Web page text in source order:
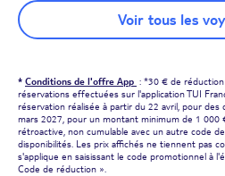
Voir tous les
* Conditions de l'offre App : *30 € de
réservations effectuées sur l'application TUI
réservation réalisée à partir du 22 avril, pour
mars 2027, pour un montant minimum de 1 000
rétroactive, non cumulable avec un autre code
disponibilités. Les prix affichés ne tiennent pas
s'applique en saisissant le code promotionnel à
Code de réduction ».